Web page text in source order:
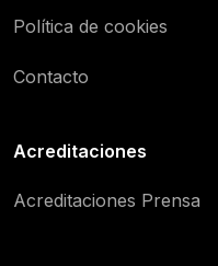
Política de cookies
Contacto
Acreditaciones
Acreditaciones Prensa